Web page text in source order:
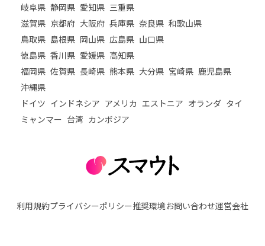
岐阜県 静岡県 愛知県 三重県
滋賀県 京都府 大阪府 兵庫県 奈良県 和歌山県
鳥取県 島根県 岡山県 広島県 山口県
徳島県 香川県 愛媛県 高知県
福岡県 佐賀県 長崎県 熊本県 大分県 宮崎県 鹿児島県
沖縄県
ドイツ インドネシア アメリカ エストニア オランダ タイ
ミャンマー 台湾 カンボジア
利用規約プライバシーポリシー推奨環境お問い合わせ運営会社